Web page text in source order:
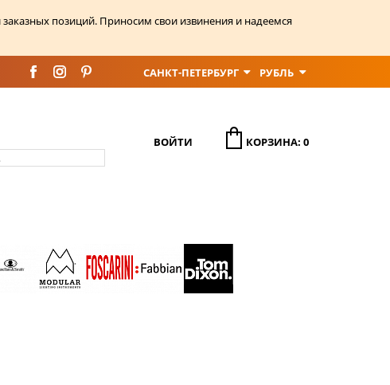
позиций. Приносим свои извинения и надеемся
САНКТ-ПЕТЕРБУРГ РУБЛЬ
ВОЙТИ КОРЗИНА: 0